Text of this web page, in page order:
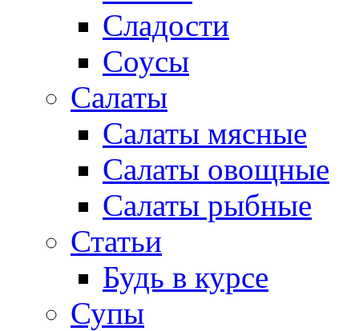
Сладости
Соусы
Салаты
Салаты мясные
Салаты овощные
Салаты рыбные
Статьи
Будь в курсе
Супы